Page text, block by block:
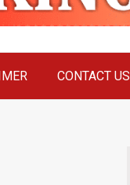
CONTACT US